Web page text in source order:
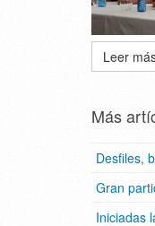
Leer
Más
Desfiles,
Gran
Iniciadas